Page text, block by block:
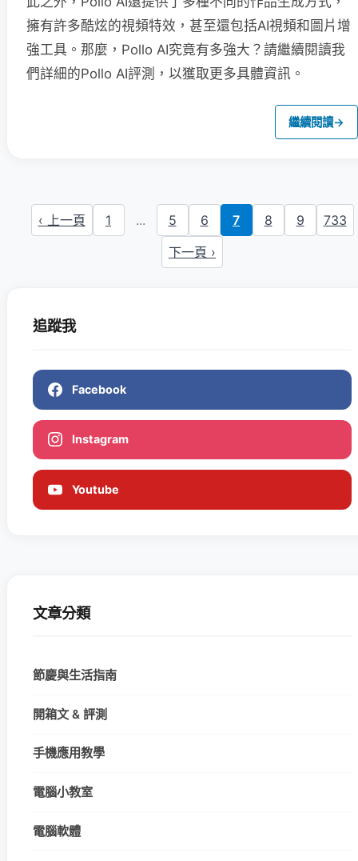
擁有許多酷炫的視頻特效，甚至還包括AI視頻和圖片增
強工具。那麼，Pollo AI究竟有多強大？請繼續閱讀我
們詳細的Pollo AI評測，以獲取更多具體資訊。
繼續閱讀→
‹ 上一頁 1 ... 5 6 7 8 9
733
下一頁 ›
追蹤我
Facebook
Instagram
Youtube
文章分類
節慶與生活指南
開箱文 & 評測
手機應用教學
電腦小教室
電腦軟體